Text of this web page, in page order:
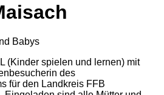
Babys
(Kinder spielen und lernen) mit
des
für den Landkreis FFB